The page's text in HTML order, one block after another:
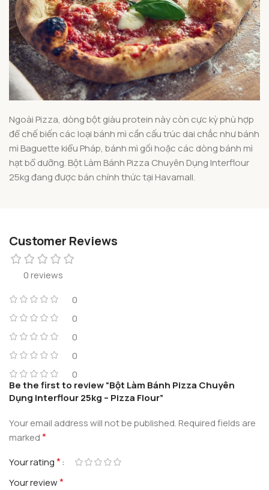
Ngoài Pizza, dòng bột giàu protein này còn cực kỳ phù hợp
để chế biến các loại bánh mì cần cấu trúc dai chắc như bánh
mì Baguette kiểu Pháp, bánh mì gối hoặc các dòng bánh mì
hạt bổ dưỡng. Bột Làm Bánh Pizza Chuyên Dụng Interflour
25kg đang được bán chính thức tại Havamall.
Customer Reviews
0 reviews
0
0
0
0
0
Be the first to review “Bột Làm Bánh Pizza Chuyên
Dụng Interflour 25kg – Pizza Flour”
Your email address will not be published.Required fields are
marked*
Your rating*
Your review*